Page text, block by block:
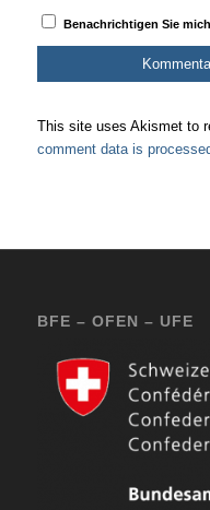
Benachrichtigen Sie
This site uses Akismet to
comment data is
BFE – OFEN – UFE